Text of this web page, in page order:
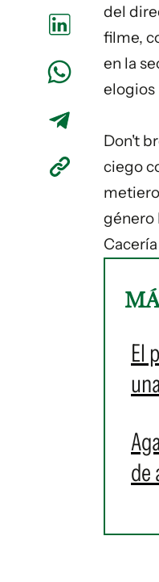
del
filme,
en la
elogios
Don't
ciego
género
El
de